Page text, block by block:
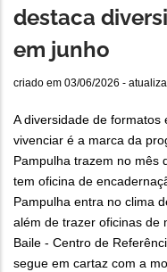
destaca
em junho
criado em 03/06/2026 -
A diversidade de
vivenciar é a marca da
Pampulha trazem no mês
tem oficina de
Pampulha entra no clima
além de trazer oficinas de
Baile - Centro de
segue em cartaz com a